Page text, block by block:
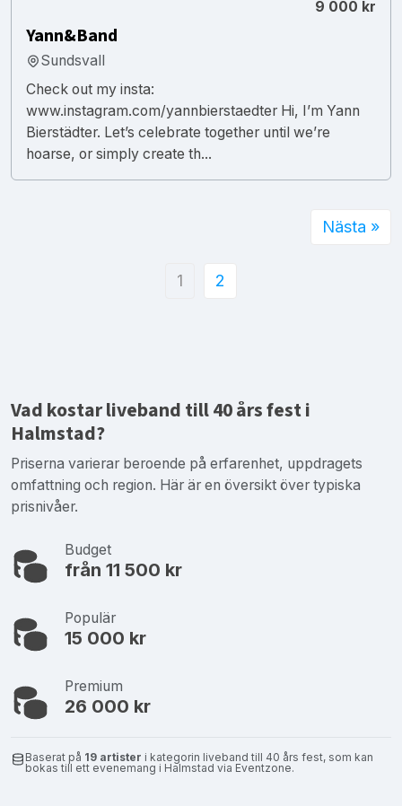
9 000 kr
Yann&Band
Sundsvall
Check out my insta:
www.instagram.com/yannbierstaedter Hi, I’m Yann
Bierstädter. Let’s celebrate together until we’re
hoarse, or simply create th...
1 2
Nästa »
Vad kostar liveband till 40 års fest i
Halmstad?
Priserna varierar beroende på erfarenhet, uppdragets
omfattning och region. Här är en översikt över typiska
prisnivåer.
Budget
från 11 500 kr
Populär
15 000 kr
Premium
26 000 kr
Baserat på 19 artister i kategorin liveband till 40 års fest, som kan
bokas till ett evenemang i Halmstad via Eventzone.